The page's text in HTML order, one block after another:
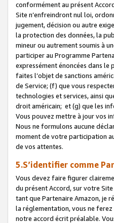
conformément au présent
Site n’enfreindront nul loi,
jugement, décision ou autre
la protection des données, la
mineur ou autrement soumis à
participer au Programme
expressément énoncées dans le
faites l’objet de sanctions
de Service; (f) que vous
technologies et services, ainsi
droit américain; et (g) que les
Vous pouvez mettre à jour vos
Nous ne formulons aucune
moment de votre participation
de vos attentes.
5.S’identifier comme
Vous devez faire figurer
du présent Accord, sur votre
tant que Partenaire Amazon, je
la réglementation, vous ne
notre accord écrit préalable.